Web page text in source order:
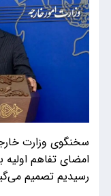
سخنگوی وزارت
امضای تفاهم
رسیدیم تصمیم